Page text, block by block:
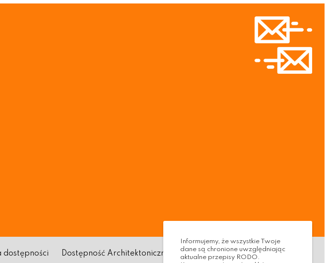
dostępności Dostępność Architektoniczna Standardy ochrony małoletnich
Informujemy, że wszystkie Twoje
dane są chronione uwzględniając
aktualne przepisy RODO.